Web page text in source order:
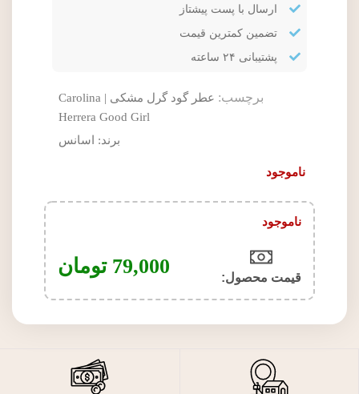
ارسال با پست پیشتاز
تضمین کمترین قیمت
پشتیبانی ۲۴ ساعته
برچسب:
عطر گود گرل مشکی | Carolina
Herrera Good Girl
برند:
اسانس
ناموجود
ناموجود
قیمت محصول:​ 79,000 تومان